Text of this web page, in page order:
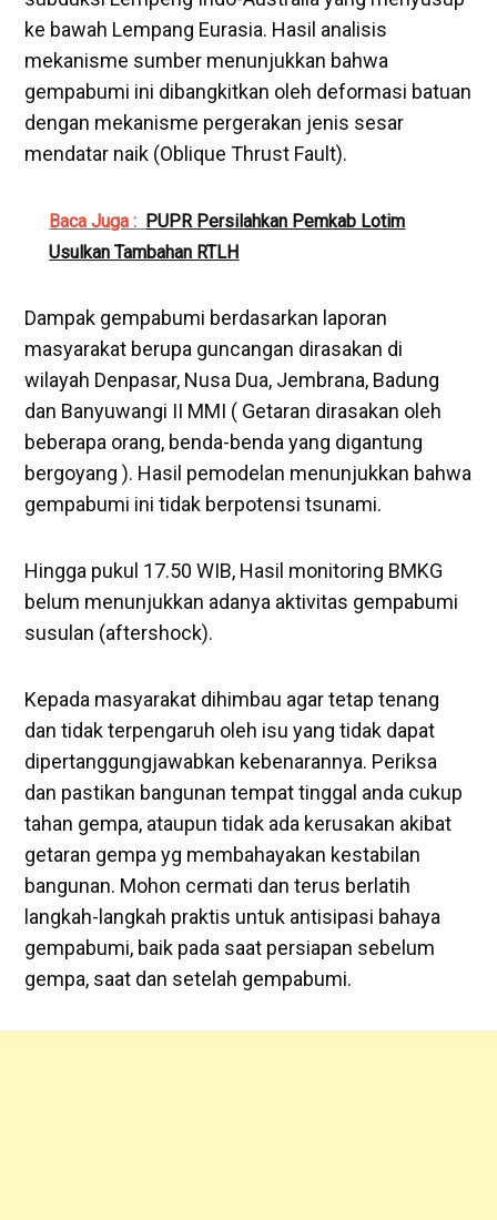
ke bawah Lempang Eurasia. Hasil analisis
mekanisme sumber menunjukkan bahwa
gempabumi ini dibangkitkan oleh deformasi batuan
dengan mekanisme pergerakan jenis sesar
mendatar naik (Oblique Thrust Fault).
Baca Juga : PUPR Persilahkan Pemkab Lotim
Usulkan Tambahan RTLH
Dampak gempabumi berdasarkan laporan
masyarakat berupa guncangan dirasakan di
wilayah Denpasar, Nusa Dua, Jembrana, Badung
dan Banyuwangi II MMI ( Getaran dirasakan oleh
beberapa orang, benda-benda yang digantung
bergoyang ). Hasil pemodelan menunjukkan bahwa
gempabumi ini tidak berpotensi tsunami.
Hingga pukul 17.50 WIB, Hasil monitoring BMKG
belum menunjukkan adanya aktivitas gempabumi
susulan (aftershock).
Kepada masyarakat dihimbau agar tetap tenang
dan tidak terpengaruh oleh isu yang tidak dapat
dipertanggungjawabkan kebenarannya. Periksa
dan pastikan bangunan tempat tinggal anda cukup
tahan gempa, ataupun tidak ada kerusakan akibat
getaran gempa yg membahayakan kestabilan
bangunan. Mohon cermati dan terus berlatih
langkah-langkah praktis untuk antisipasi bahaya
gempabumi, baik pada saat persiapan sebelum
gempa, saat dan setelah gempabumi.